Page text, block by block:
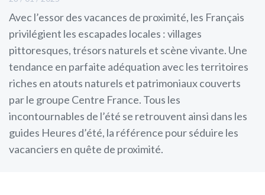
Avec l’essor des vacances de proximité, les Français
privilégient les escapades locales : villages
pittoresques, trésors naturels et scène vivante. Une
tendance en parfaite adéquation avec les territoires
riches en atouts naturels et patrimoniaux couverts
par le groupe Centre France. Tous les
incontournables de l’été se retrouvent ainsi dans les
guides Heures d’été, la référence pour séduire les
vacanciers en quête de proximité.